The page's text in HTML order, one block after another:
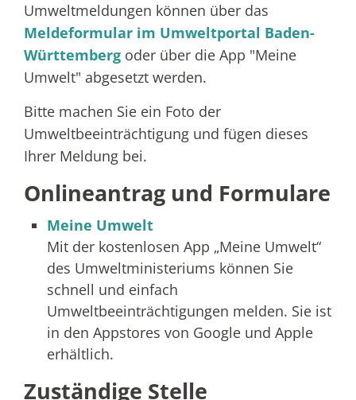
Umweltmeldungen können über das
Meldeformular im Umweltportal Baden-
Württemberg oder über die App "Meine
Umwelt" abgesetzt werden.
Bitte machen Sie ein Foto der
Umweltbeeinträchtigung und fügen dieses
Ihrer Meldung bei.
Onlineantrag und Formulare
Meine Umwelt
Mit der kostenlosen App „Meine Umwelt“
des Umweltministeriums können Sie
schnell und einfach
Umweltbeeinträchtigungen melden. Sie ist
in den Appstores von Google und Apple
erhältlich.
Zuständige Stelle